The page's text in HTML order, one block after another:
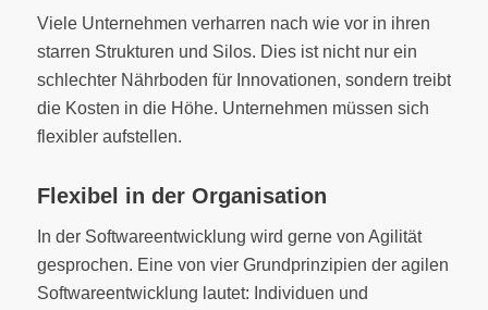
Viele Unternehmen verharren nach wie vor in ihren
starren Strukturen und Silos. Dies ist nicht nur ein
schlechter Nährboden für Innovationen, sondern treibt
die Kosten in die Höhe. Unternehmen müssen sich
flexibler aufstellen.
Flexibel in der Organisation
In der Softwareentwicklung wird gerne von Agilität
gesprochen. Eine von vier Grundprinzipien der agilen
Softwareentwicklung lautet: Individuen und